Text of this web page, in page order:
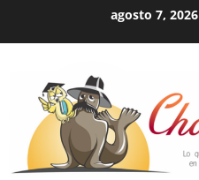
agosto 7, 2026